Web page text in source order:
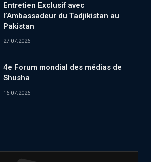
Entretien Exclusif avec
l’Ambassadeur du Tadjikistan au
Pakistan
27.07.2026
4e Forum mondial des médias de
Shusha
16.07.2026